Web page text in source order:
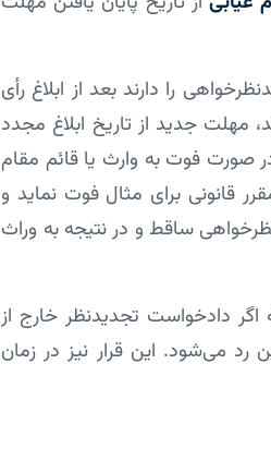
را دارند بعد از ابلاغ رأی
مهلت جدید از تاریخ ابلاغ مجدد
صورت فوت به وارث یا قائم­ مقام
قانونی برای مثال فوت نماید و
ساقط و در نتیجه به وراث
دادخواست تجدیدنظر خارج از
رد می‌­شود. این قرار نیز در زمان